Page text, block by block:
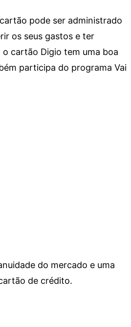
pode ser administrado
os seus gastos e ter
o cartão Digio tem uma boa
participa do programa Vai
do mercado e uma
de crédito.